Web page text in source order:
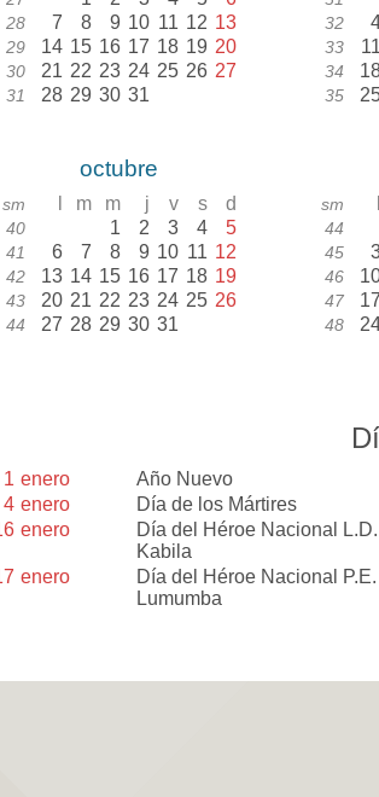
28 7 8 9 10 11 12 13
29 14 15 16 17 18 19 20
30 21 22 23 24 25 26 27
31 28 29 30 31
32
33
34
35
octubre
sm m m j v s d
40 1 2 3 4 5
41 6 7 8 9 10 11 12
42 13 14 15 16 17 18 19
43 20 21 22 23 24 25 26
44 27 28 29 30 31
sm
44
45
46
47
48
1 enero
Año Nuevo
4 enero
Día de los Mártires
enero
Día del Héroe Nacional L.D.
Kabila
enero
Día del Héroe Nacional P.E.
Lumumba